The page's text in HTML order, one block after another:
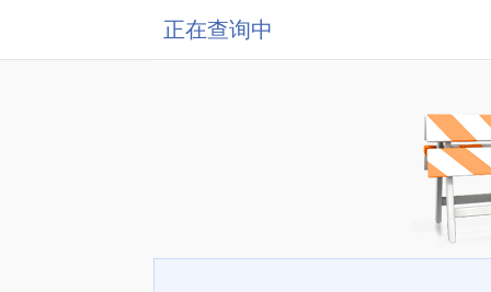
正在查询中